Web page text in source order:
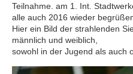
Teilnahme. am 1. Int.
alle auch 2016 wieder
Hier ein Bild der strahlenden
männlich und weiblich,
sowohl in der Jugend als auch